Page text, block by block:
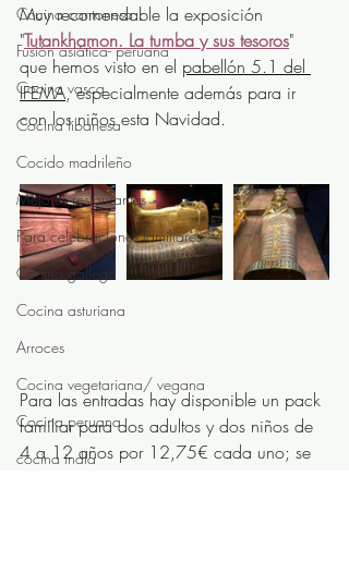
Cocina cantonesa
Fusión asiática- peruana
Cocina vasca
Cocina libanesa
Cocido madrileño
Mejores restaurantes
Para celebraciones familiares
Cocina gallega
Cocina asturiana
Arroces
Cocina vegetariana/ vegana
Cocina peruana
cocina india
Muy recomendable la exposición
"Tutankhamon. La tumba y sus tesoros"
que hemos visto en el pabellón 5.1 del
IFEMA, especialmente además para ir
con los niños esta Navidad.
Para las entradas hay disponible un pack
familiar para dos adultos y dos niños de
4 a 12 años por 12,75€ cada uno; se